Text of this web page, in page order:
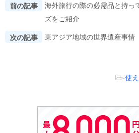
前の記事
海外旅行の際の必需品と持っ
ズをご紹介
次の記事 東アジア地域の世界遺産事情
-使